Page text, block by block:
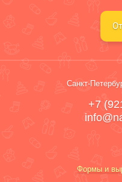
Санкт-
+7
Формы и